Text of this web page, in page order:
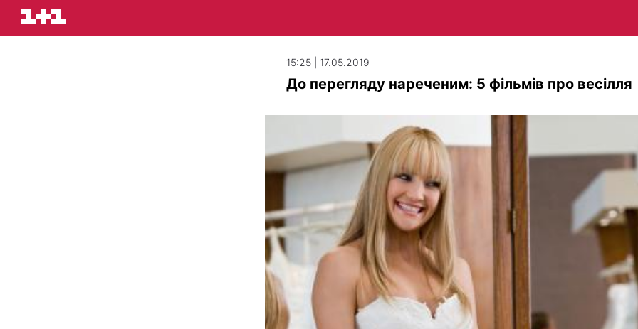
15:25 | 17.05.2019
До перегляду нареченим: 5 фільмів про весілля